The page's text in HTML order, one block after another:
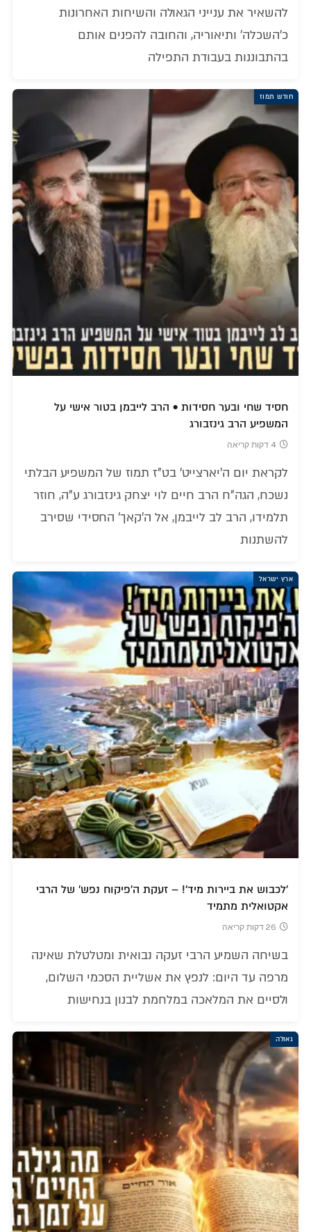
להשאיר את ענייני הגאולה והשיחות האחרונות
כ'השכלה' ותיאוריה, והחובה להפנים אותם
בהתבוננות בעבודת התפילה
חודש תמוז
חסיד שחי ובער חסידות • הרב לייבמן בטור אישי על
המשפיע הרב גינזבורג
4 דקות קריאה
לקראת יום ה'יארצייט' בט"ז תמוז של המשפיע הבלתי
נשכח, הגה"ח הרב חיים לוי יצחק גינזבורג ע"ה, חוזר
תלמידו, הרב לב לייבמן, אל ה'קאך' החסידי שסירב
להשתנות
ארץ ישראל
'לכבוש את ביירות מיד'! – זעקת ה'פיקוח נפש' של הרבי
אקטואלית מתמיד
26 דקות קריאה
בשיחה השמיע הרבי זעקה נבואית ומטלטלת שאינה
מרפה עד היום: לנפץ את אשליית הסכמי השלום,
ולסיים את המלאכה במלחמת לבנון בנחישות
גאולה